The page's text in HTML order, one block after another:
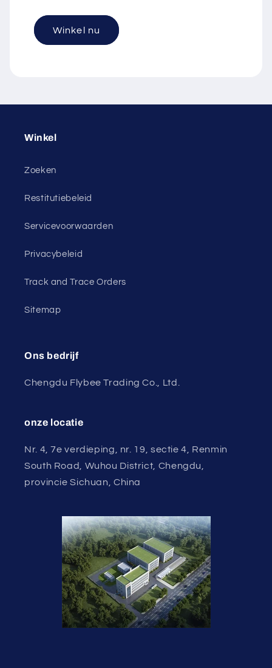
Winkel nu
Winkel
Zoeken
Restitutiebeleid
Servicevoorwaarden
Privacybeleid
Track and Trace Orders
Sitemap
Ons bedrijf
Chengdu Flybee Trading Co., Ltd.
onze locatie
Nr. 4, 7e verdieping, nr. 19, sectie 4, Renmin
South Road, Wuhou District, Chengdu,
provincie Sichuan, China